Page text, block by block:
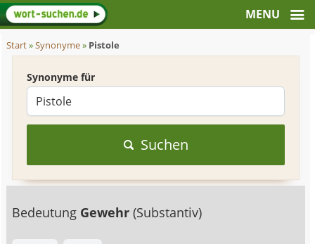
Start»Synonyme» Pistole
Synonyme für
Suchen
Bedeutung Gewehr(Substantiv)